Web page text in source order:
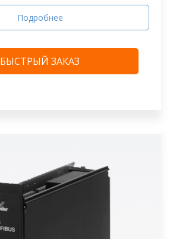
Подробнее
БЫСТРЫЙ ЗАКАЗ